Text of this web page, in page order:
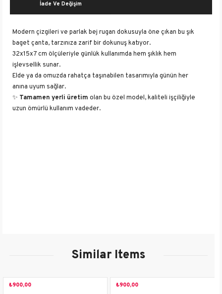
İade Ve Değişim
Modern çizgileri ve parlak bej rugan dokusuyla öne çıkan bu şık
baget çanta, tarzınıza zarif bir dokunuş katıyor.
32x15x7 cm ölçüleriyle günlük kullanımda hem şıklık hem
işlevsellik sunar.
Elde ya da omuzda rahatça taşınabilen tasarımıyla günün her
anına uyum sağlar.
✨ Tamamen yerli üretim olan bu özel model, kaliteli işçiliğiyle
uzun ömürlü kullanım vadeder.
Menşei
Similar Items
₺900,00 ₺900,00